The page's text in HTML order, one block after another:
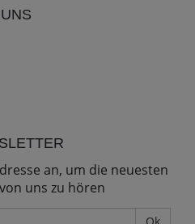
an, um die neuesten
uns zu hören